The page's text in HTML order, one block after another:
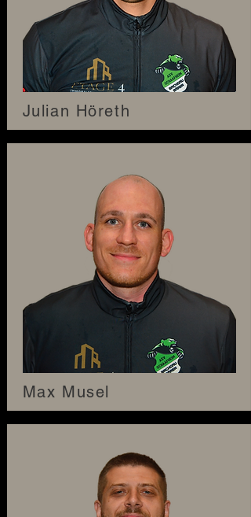
Julian Höreth
Max Musel